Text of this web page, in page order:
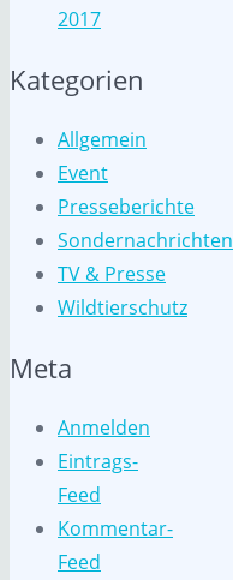
2017
Kategorien
Allgemein
Event
Presseberichte
Sondernachrichten
TV & Presse
Wildtierschutz
Meta
Anmelden
Eintrags-
Feed
Kommentar-
Feed